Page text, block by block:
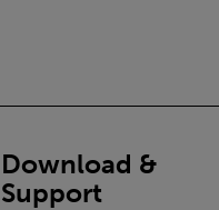
Download &
Support